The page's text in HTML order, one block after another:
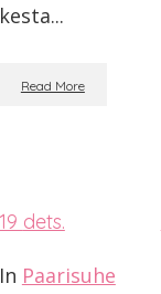
kesta...
Read More
19 dets.
In Paarisuhe